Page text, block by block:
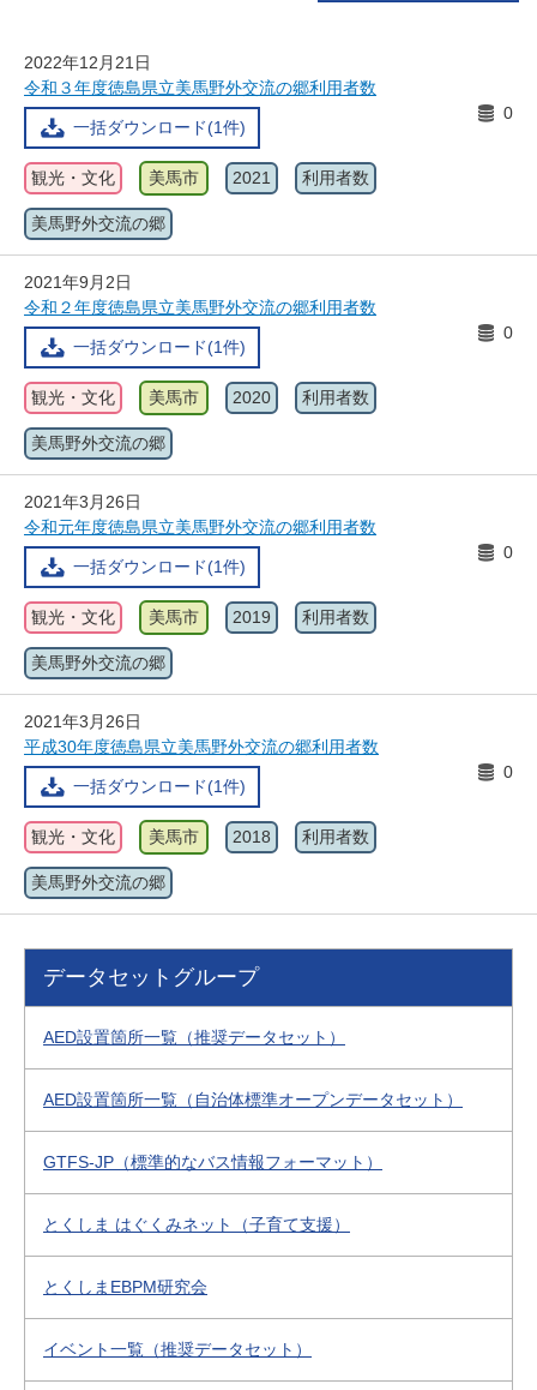
2022年12月21日
令和３年度徳島県立美馬野外交流の郷利用者数
一括ダウンロード(1件)
0
観光・文化 美馬市 2021 利用者数
美馬野外交流の郷
2021年9月2日
令和２年度徳島県立美馬野外交流の郷利用者数
一括ダウンロード(1件)
0
観光・文化 美馬市 2020 利用者数
美馬野外交流の郷
2021年3月26日
令和元年度徳島県立美馬野外交流の郷利用者数
一括ダウンロード(1件)
0
観光・文化 美馬市 2019 利用者数
美馬野外交流の郷
2021年3月26日
平成30年度徳島県立美馬野外交流の郷利用者数
一括ダウンロード(1件)
0
観光・文化 美馬市 2018 利用者数
美馬野外交流の郷
データセットグループ
AED設置箇所一覧（推奨データセット）
AED設置箇所一覧（自治体標準オープンデータセット）
GTFS-JP（標準的なバス情報フォーマット）
とくしま はぐくみネット（子育て支援）
とくしまEBPM研究会
イベント一覧（推奨データセット）